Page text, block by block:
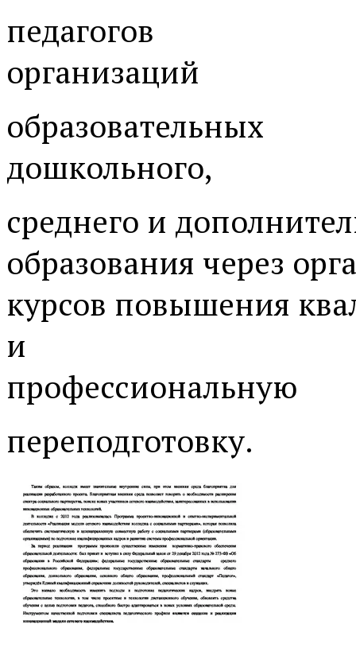
педагогов
организаций
образовательных
дошкольного,
среднего и
образования через
курсов повышения
и
профессиональную
переподготовку.